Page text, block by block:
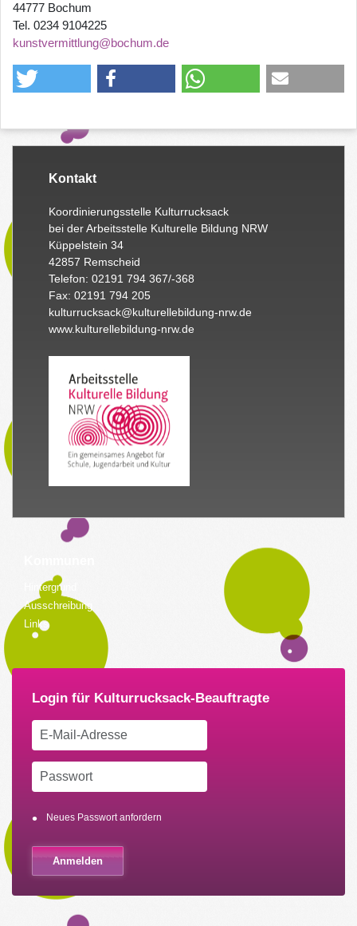
44777 Bochum
Tel. 0234 9104225
kunstvermittlung@bochum.de
Kontakt
Koordinierungsstelle Kulturrucksack
bei der Arbeitsstelle Kulturelle Bildung NRW
Küppelstein 34
42857 Remscheid
Telefon: 02191 794 367/-368
Fax: 02191 794 205
kulturrucksack@kulturellebildung-nrw.de
www.kulturellebildung-nrw.de
Hintergrund
Ausschreibung
Links
Neues Passwort anfordern